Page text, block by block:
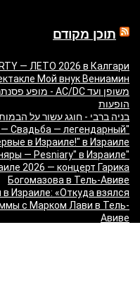
תוכן מקודם
— ЛЕТО 2026 в Калгари
Мой внук Вениамин
הופעות
בניה ברבי - חוגג עשור על הבמות! 2026 - כרטיסים ולוח
— Свадьба — легендарный
в Израиле!" в Израиле
"Песняры — Pesniary" в Израиле
2026 — концерт Гарика
Богомазова в Тель-Авиве
Израиле: «Откуда взялся
с Марком Лави в Тель-
Авиве